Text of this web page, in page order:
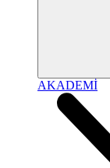
AKADEMİ